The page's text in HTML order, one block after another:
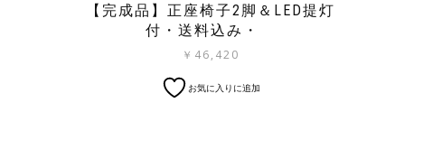
【完成品】正座椅子2脚＆LED提灯
付・送料込み・
￥ 46,420
お気に入りに追加